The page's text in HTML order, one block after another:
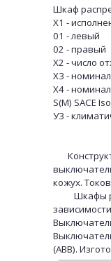
Шкаф
Х1 -
01 - левый
02 - правый
Х2 - число
Х3 -
Х4 -
S(M) SACE
У3 -
кожух.
Шкафы
(ABB).